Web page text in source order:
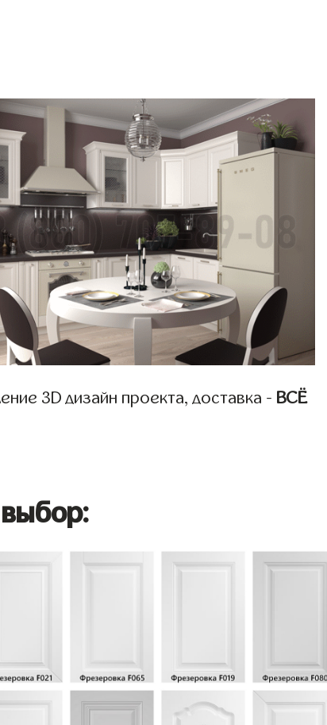
3D дизайн проекта, доставка - ВСЁ